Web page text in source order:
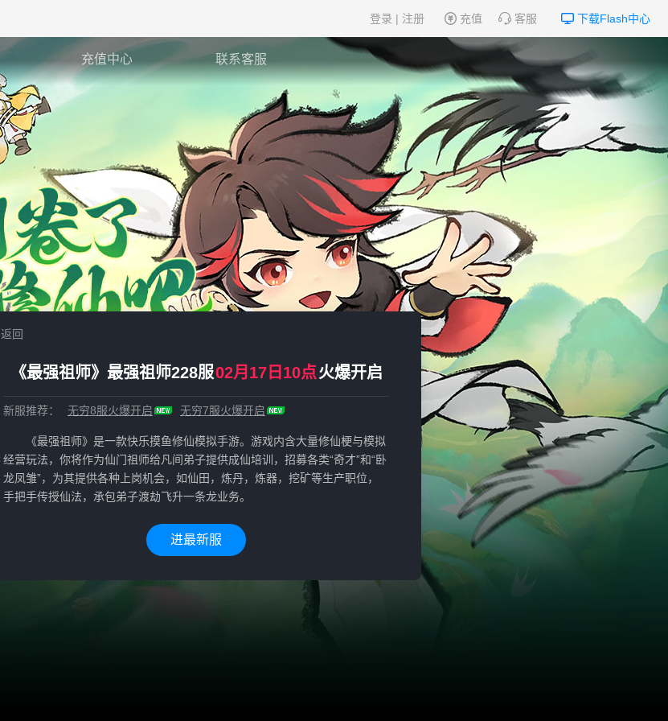
下载Flash中心
客服
充值
登录 | 注册
充值中心 联系客服
返回
《最强祖师》最强祖师228服02月17日10点火爆开启
新服推荐： 无穷8服火爆开启 无穷7服火爆开启
《最强祖师》是一款快乐摸鱼修仙模拟手游。游戏内含大量修仙梗与模拟
经营玩法，你将作为仙门祖师给凡间弟子提供成仙培训，招募各类“奇才”和“卧
龙凤雏”，为其提供各种上岗机会，如仙田，炼丹，炼器，挖矿等生产职位，
手把手传授仙法，承包弟子渡劫飞升一条龙业务。
进最新服